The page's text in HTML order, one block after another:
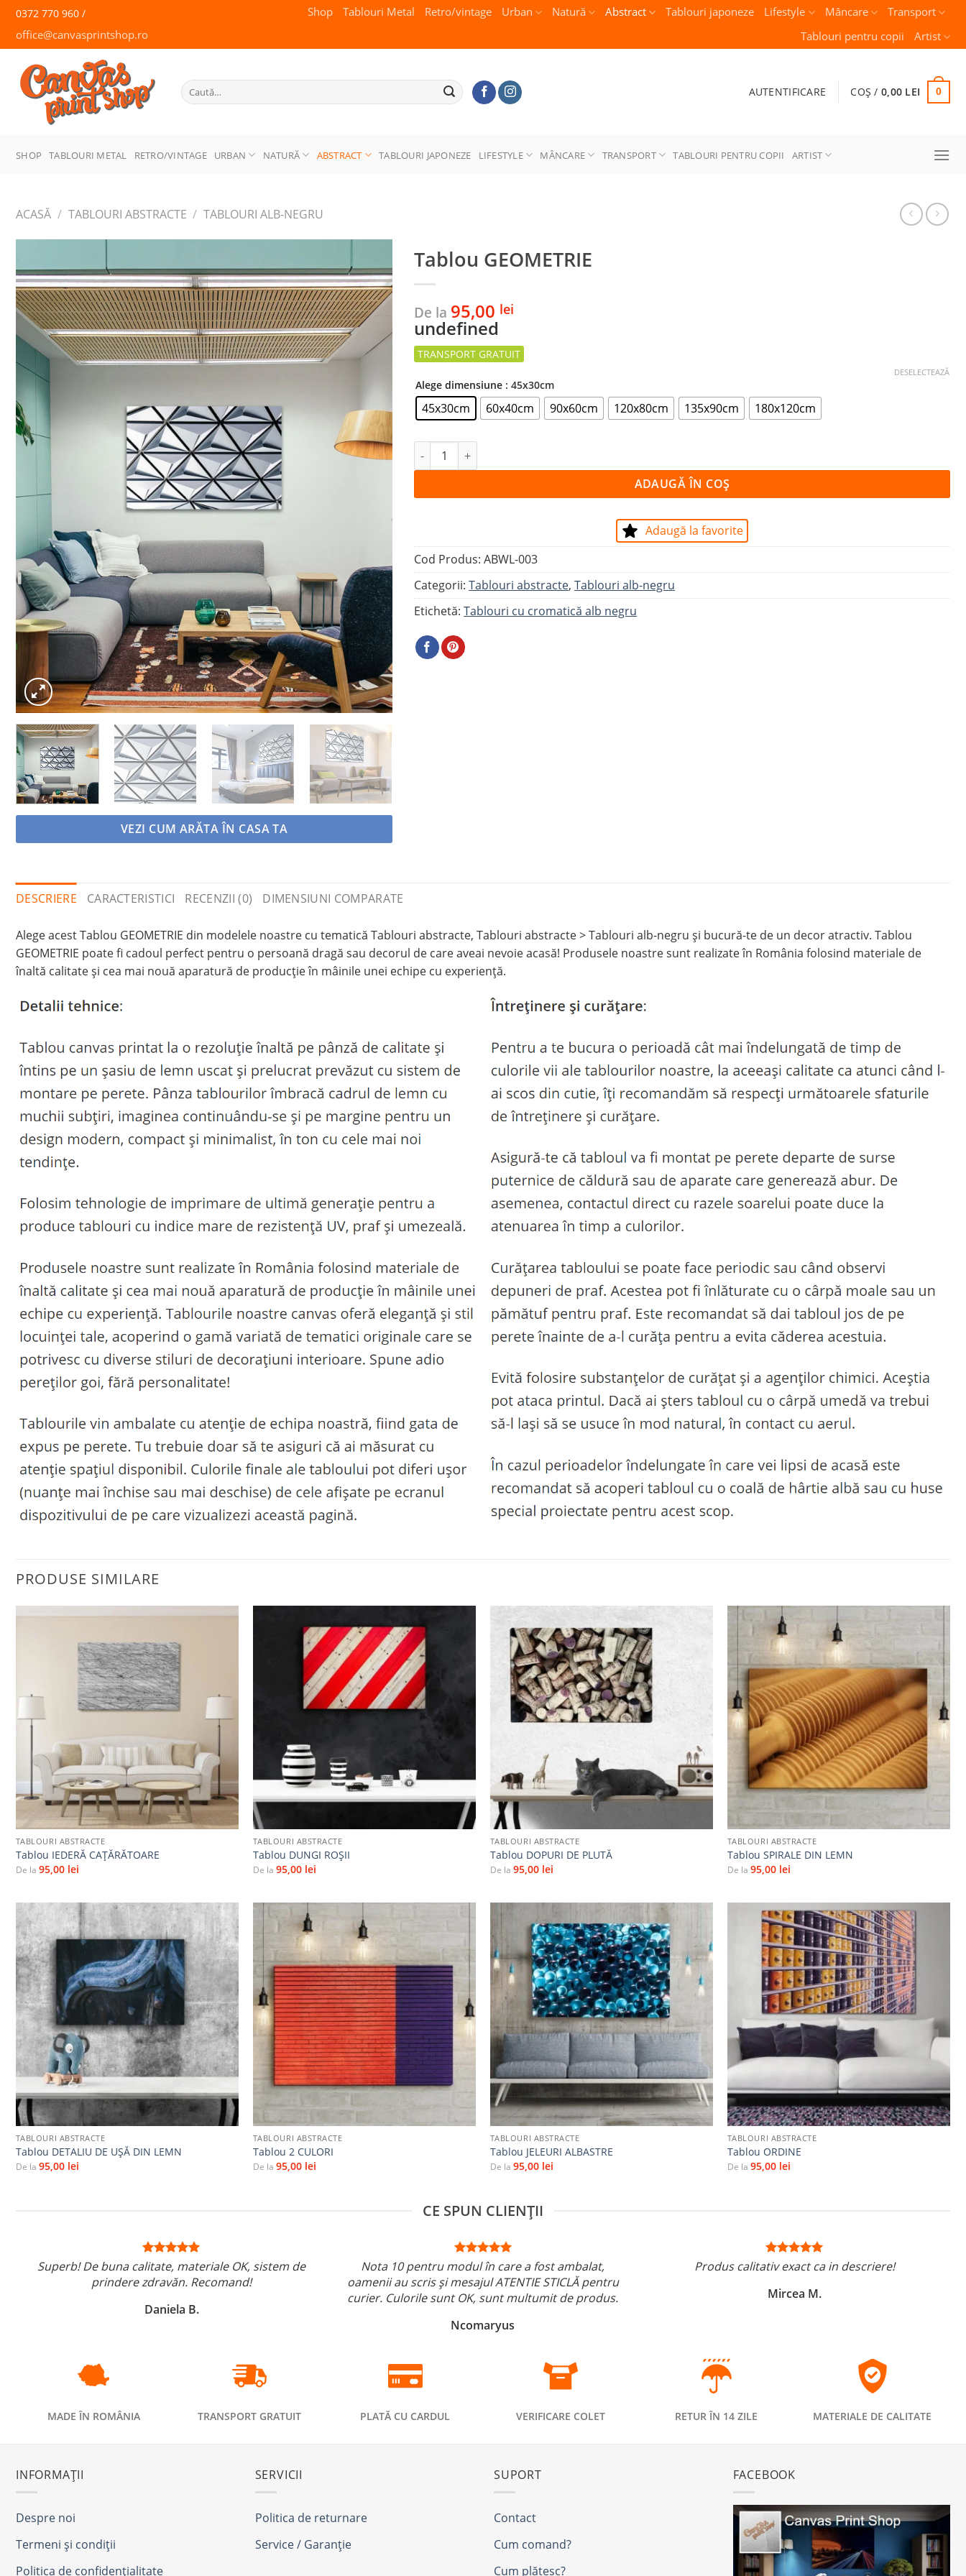
Skip
content
0372 770 960 /
office@canvasprintshop.ro
Shop Tablouri Metal Retro/vintage Urban Natură Abstract Tablouri japoneze Lifestyle Mâncare
Transport
Tablouri pentru copii
Artist
CANVAS
PRINT SHOP
Caută
după:
AUTENTIFICARE COȘ / 0,00 LEI 0
SHOP TABLOURI METAL RETRO/VINTAGE URBAN NATURĂ ABSTRACT TABLOURI JAPONEZE LIFESTYLE MÂNCARE TRANSPORT TABLOURI PENTRU COPII ARTIST
ACASĂ / TABLOURI ABSTRACTE / TABLOURI ALB-NEGRU
Adaugă
la
favorite
VEZI CUM ARĂTA ÎN CASA TA
Tablou GEOMETRIE
De la 95,00 lei
undefined
Alege dimensiune : 45x30cm
45x30cm 60x40cm 90x60cm 120x80cm 135x90cm 180x120cm
DESELECTEAZĂ
Cantitate Tablou GEOMETRIE
ADAUGĂ ÎN COȘ
Adaugă la favorite
Cod Produs:ABWL-003
Categorii:Tablouri abstracte,Tablouri alb-negru
Etichetă:Tablouri cu cromatică alb negru
DESCRIERE CARACTERISTICI RECENZII (0) DIMENSIUNI COMPARATE
Alege acest Tablou GEOMETRIE din modelele noastre cu tematică Tablouri abstracte, Tablouri abstracte > Tablouri alb-negru și bucură-te de un decor atractiv. Tablou
GEOMETRIE poate fi cadoul perfect pentru o persoană dragă sau decorul de care aveai nevoie acasă! Produsele noastre sunt realizate în România folosind materiale de
înaltă calitate și cea mai nouă aparatură de producție în mâinile unei echipe cu experiență.
PRODUSE SIMILARE
TABLOURI ABSTRACTE
Tablou IEDERĂ CAȚĂRĂTOARE
De la 95,00 lei
TABLOURI ABSTRACTE
Tablou DUNGI ROŞII
De la 95,00 lei
+
TABLOURI ABSTRACTE
Tablou DOPURI DE PLUTĂ
De la 95,00 lei
Adaugă
la
favorite
TABLOURI ABSTRACTE
Tablou SPIRALE DIN LEMN
De la 95,00 lei
Adaugă
favorite
+
TABLOURI ABSTRACTE
Tablou DETALIU DE UŞĂ DIN LEMN
De la 95,00 lei
Adaugă
la
favorite
TABLOURI ABSTRACTE
Tablou 2 CULORI
De la 95,00 lei
Adaugă
la
favorite
+
TABLOURI ABSTRACTE
Tablou JELEURI ALBASTRE
De la 95,00 lei
Adaugă
favorite
+
TABLOURI ABSTRACTE
Tablou ORDINE
De la 95,00 lei
CE SPUN CLIENȚII
Superb! De buna calitate, materiale OK, sistem de
prindere zdravăn. Recomand!
Daniela B.
Nota 10 pentru modul în care a fost ambalat,
oamenii au scris și mesajul ATENTIE STICLĂ pentru
curier. Culorile sunt OK, sunt multumit de produs.
Ncomaryus
Produs calitativ exact ca in descriere!
Mircea M.
MADE ÎN ROMÂNIA TRANSPORT GRATUIT PLATĂ CU CARDUL VERIFICARE COLET RETUR ÎN 14 ZILE MATERIALE DE CALITATE
INFORMAȚII
Despre noi
Termeni și condiții
Politica de confidențialitate
SERVICII
Politica de returnare
Service / Garanție
SUPORT
Contact
Cum comand?
Cum plătesc?
FACEBOOK